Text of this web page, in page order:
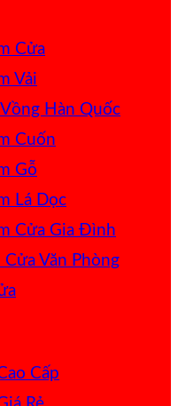
Cửa
Vải
Vồng Hàn Quốc
Cuốn
Gỗ
Lá Dọc
Cửa Gia Đình
Cửa Văn Phòng
Cấp